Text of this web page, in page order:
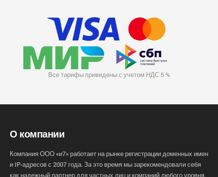
Все тарифы приведены с учетом НДС 5 %
О компании
Компания ООО «и7» работает на рынке регистрации доменных имен
и IP-адресов с 2007 года. За это время мы зарекомендовали себя
как надежный партнер для частных лиц и компаний любого уровня.